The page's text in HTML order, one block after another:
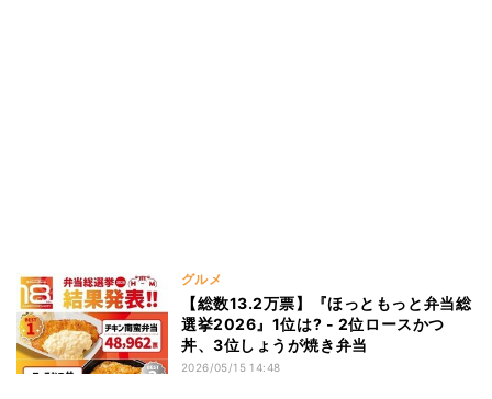
グルメ
【総数13.2万票】『ほっともっと弁当総
選挙2026』1位は? - 2位ロースかつ
丼、3位しょうが焼き弁当
2026/05/15 14:48